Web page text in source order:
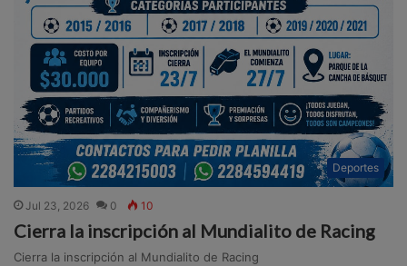
Deportes
Jul 23, 2026 0 10
Cierra la inscripción al Mundialito de Racing
Cierra la inscripción al Mundialito de Racing